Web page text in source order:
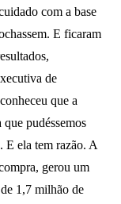
com a base
E ficaram
de
que a
pudéssemos
E ela tem razão. A
gerou um
1,7 milhão de